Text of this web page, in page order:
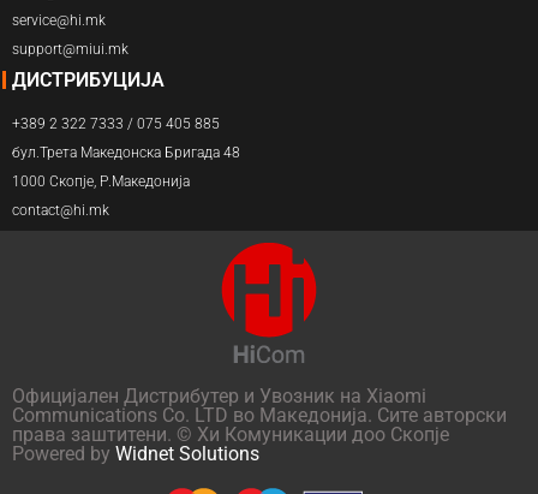
service@hi.mk
support@miui.mk
ДИСТРИБУЦИЈА
+389 2 322 7333 / 075 405 885
бул.Трета Македонска Бригада 48
1000 Скопје, Р.Македонија
contact@hi.mk
Официјален Дистрибутер и Увозник на Xiaomi
Communications Co. LTD во Македонија. Сите авторски
права заштитени. © Хи Комуникации доо Скопје
Powered by Widnet Solutions